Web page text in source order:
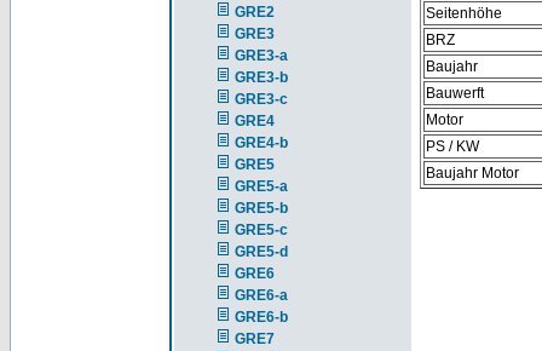
GRE2
GRE3
GRE3-a
GRE3-b
GRE3-c
GRE4
GRE4-b
GRE5
GRE5-a
GRE5-b
GRE5-c
GRE5-d
GRE6
GRE6-a
GRE6-b
GRE7
Seitenhöhe
BRZ
Baujahr
Bauwerft
Motor
PS / KW
Baujahr Motor